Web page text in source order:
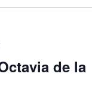
de la